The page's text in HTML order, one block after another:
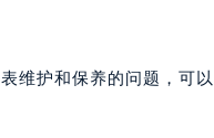
维护和保养的问题，可以